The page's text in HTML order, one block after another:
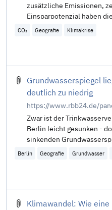
zusätzliche Emissionen,
Einsparpotenzial haben
kommt es an.
CO₂ Geografie Klimakrise
Grundwasserspiegel
deutlich zu niedrig
Zwar ist der
Berlin leicht gesunken -
sinkenden
Wasserbetriebe zu
Berlin Geografie Grundwasser
Klimawandel: Wie